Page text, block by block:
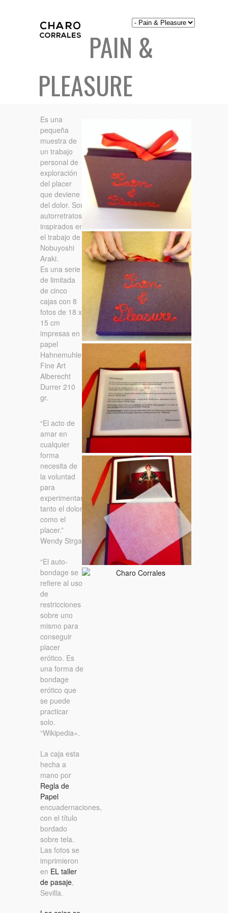
PAIN &
PLEASURE
Es una
pequeña
muestra de
un trabajo
personal de
exploración
del placer
que deviene
del dolor. Son
autorretratos
inspirados en
el trabajo de
Nobuyoshi
Araki.
Es una serie
de limitada
de cinco
cajas con 8
fotos de 18 x
15 cm
impresas en
papel
Hahnemuhle,
Fine Art
Alberecht
Durrer 210
gr.
“El acto de
amar en
cualquier
forma
necesita de
la voluntad
para
experimentar
tanto el dolor
como el
placer.”
Wendy Strgar
“El auto-
bondage se
refiere al uso
de
restricciones
sobre uno
mismo para
conseguir
placer
erótico. Es
una forma de
bondage
erótico que
se puede
practicar
solo.
“Wikipedia».
La caja esta
hecha a
mano por
Regla de
Papel
encuadernaciones,
con el título
bordado
sobre tela.
Las fotos se
imprimieron
en EL taller
de pasaje,
Sevilla.